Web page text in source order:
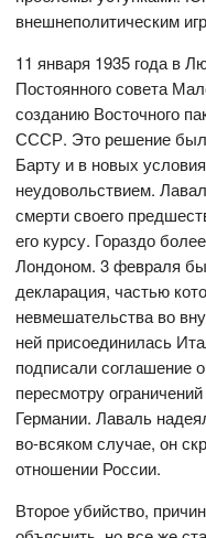
внешнеполитическим
11 января 1935 года в
Постоянного совета
созданию Восточного
СССР. Это решение
Барту и в новых
неудовольствием.
смерти своего
его курсу. Гораздо
Лондоном. 3 февраля
декларация, частью
невмешательства во
ней присоединилась
подписали соглашение
пересмотру
Германии. Лаваль
во-всяком случае, он
отношении России.
Второе убийство,